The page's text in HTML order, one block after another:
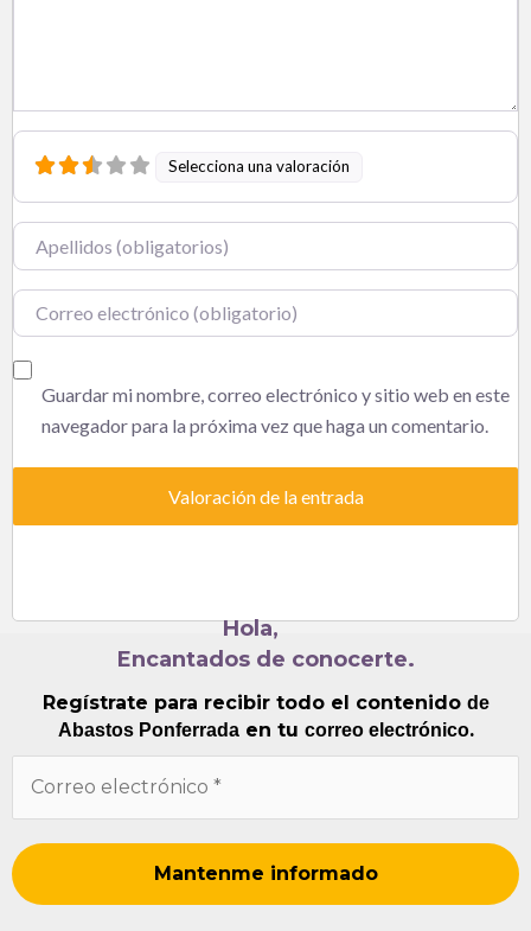
Selecciona una valoración
Nombre
Correo electrónico
Guardar mi nombre, correo electrónico y sitio web en este
navegador para la próxima vez que haga un comentario.
Hola,
Encantados de conocerte.
Regístrate para recibir todo el contenido de
Abastos Ponferradaen tu correo electrónico.